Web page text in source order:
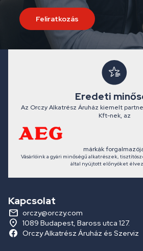
Feliratkozás
Eredeti
Az Orczy Alkatrész Áruház kiemelt
Kft-nek, az
márkák
Vásárlóink a gyári minőségű alkatrészek,
által nyújtott előnyöket
Kapcsolat
orczy@orczy.com
1089 Budapest, Baross utca 127.
Orczy Alkatrész Áruház és Szerviz